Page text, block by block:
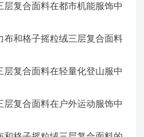
复合面料在都市机能服饰中
和格子摇粒绒三层复合面料
复合面料在轻量化登山服中
复合面料在户外运动服饰中